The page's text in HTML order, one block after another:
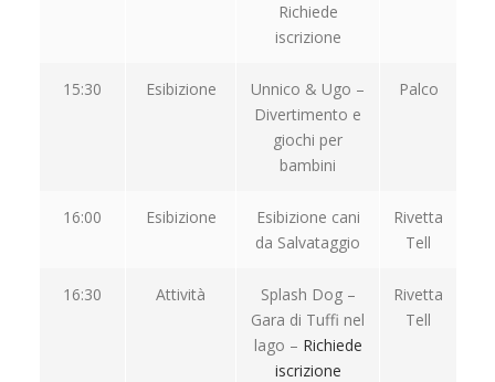
Richiede
iscrizione
15:30 Esibizione
Unnico & Ugo –
Divertimento e
giochi per
bambini
Palco
16:00 Esibizione
Esibizione cani
da Salvataggio
Rivetta
Tell
16:30 Attività
Splash Dog –
Gara di Tuffi nel
lago – Richiede
iscrizione
Rivetta
Tell